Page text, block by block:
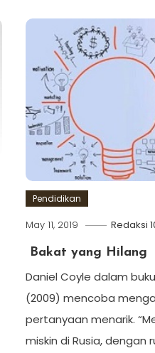
Pendidikan
May 11, 2019 Redaksi
Bakat yang Hilang
Daniel Coyle dalam
(2009) mencoba
pertanyaan menarik.
miskin di Rusia, dengan